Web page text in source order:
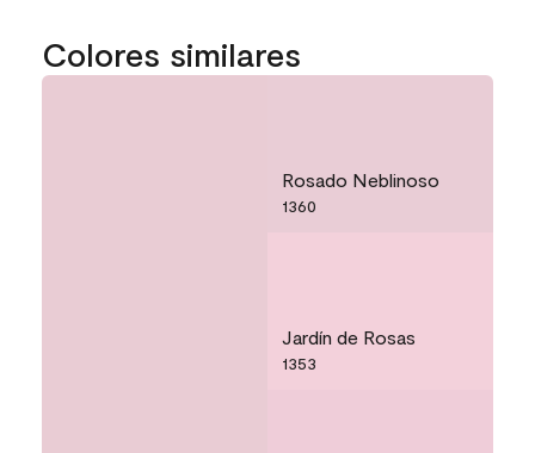
Colores similares
Rosado Neblinoso
1360
Jardín de Rosas
1353